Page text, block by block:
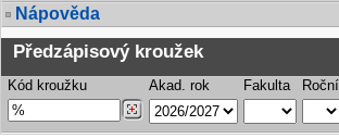
Nápověda
Předzápisový kroužek
Kód kroužku Akad. rok Fakulta